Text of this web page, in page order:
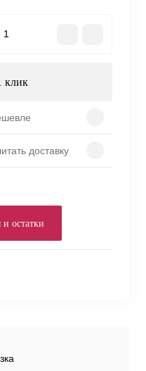
клик
доставку
остатки